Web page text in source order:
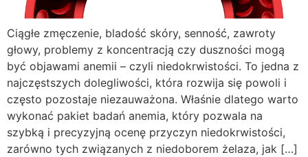
Ciągłe zmęczenie, bladość skóry, senność, zawroty
głowy, problemy z koncentracją czy duszności mogą
być objawami anemii – czyli niedokrwistości. To jedna z
najczęstszych dolegliwości, która rozwija się powoli i
często pozostaje niezauważona. Właśnie dlatego warto
wykonać pakiet badań anemia, który pozwala na
szybką i precyzyjną ocenę przyczyn niedokrwistości,
zarówno tych związanych z niedoborem żelaza, jak […]